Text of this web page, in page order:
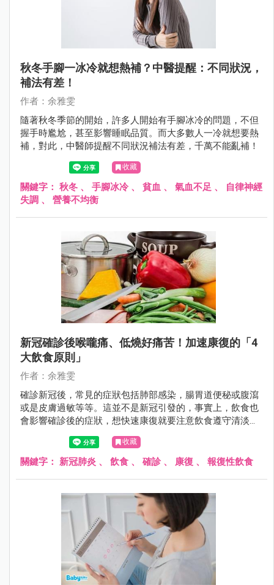
秋冬手腳一冰冷就想熱補？中醫提醒：不同狀況，
補法有差！
作者：余雅雯
隨著秋冬季節的開始，許多人開始有手腳冰冷的問題，不但
握手時尷尬，甚至影響睡眠品質。而大多數人一冷就想要熱
補，對此，中醫師提醒不同狀況補法有差，千萬不能亂補！
收藏
關鍵字： 秋冬 、 手腳冰冷 、 貧血 、 氣血不足 、
自律神經
失調 、 營養不均衡
新冠確診後喉嚨痛、低燒好痛苦！加速康復的「4
大飲食原則」
作者：余雅雯
確診新冠後，常見的症狀包括肺部感染，腸胃道便秘或腹瀉
或是皮膚過敏等等。這並不是新冠引發的，事實上，飲食也
會影響確診後的症狀，想快速康復就要注意飲食遵守清淡好
消化原則。另外，也不能因爲隔離期結束就報復性飲食，食
復經常在病後報復性飲食中發生。
收藏
關鍵字： 新冠肺炎 、 飲食 、 確診 、 康復 、 報復性飲食